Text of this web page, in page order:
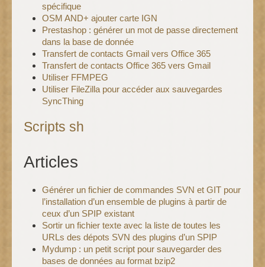
spécifique
OSM AND+ ajouter carte IGN
Prestashop : générer un mot de passe directement
dans la base de donnée
Transfert de contacts Gmail vers Office 365
Transfert de contacts Office 365 vers Gmail
Utiliser FFMPEG
Utiliser FileZilla pour accéder aux sauvegardes
SyncThing
Scripts sh
Articles
Générer un fichier de commandes SVN et GIT pour
l’installation d’un ensemble de plugins à partir de
ceux d’un SPIP existant
Sortir un fichier texte avec la liste de toutes les
URLs des dépots SVN des plugins d’un SPIP
Mydump : un petit script pour sauvegarder des
bases de données au format bzip2